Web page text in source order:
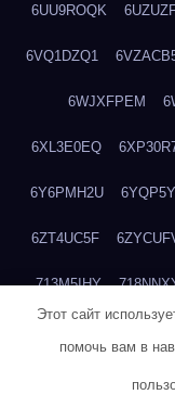
6UU9ROQK
6VQ1DZQ1
6WJXFPEM
6XL3E0EQ
6Y6PMH2U
6ZT4UC5F
713M5IHY
Этот сайт
помочь вам в